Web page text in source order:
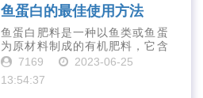
鱼蛋白的最佳使用方法
鱼蛋白肥料是一种以鱼类或鱼蛋
为原材料制成的有机肥料，它含
有丰富的营养物质，如氮、磷、
钾、钙、镁等元素以及多种微量
元素和植物生长因子。这些营养
7169
2023-06-25
13:54:37